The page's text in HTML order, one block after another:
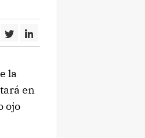
la
en
ojo